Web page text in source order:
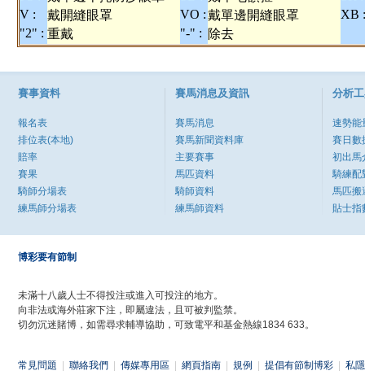
V :
戴開縫眼罩 VO :戴單邊開縫眼罩
XB :
"2" : 重戴 "-" : 除去
賽事資料
報名表
排位表(本地)
賠率
賽果
騎師分場表
練馬師分場表
賽馬消息及資訊
賽馬消息
賽馬新聞資料庫
主要賽事
馬匹資料
騎師資料
練馬師資料
分析
速勢能
賽日數
初出馬
騎練配
馬匹搬
貼士指
博彩要有節制
未滿十八歲人士不得投注或進入可投注的地方。
向非法或海外莊家下注，即屬違法，且可被判監禁。
切勿沉迷賭博，如需尋求輔導協助，可致電平和基金熱線1834 633。
常見問題 聯絡我們 傳媒專用區 網頁指南 規例 提倡有節制博彩 私